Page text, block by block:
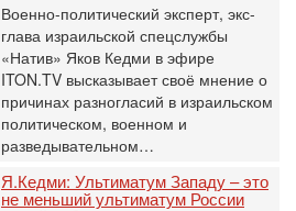
Военно-политический эксперт, экс-
глава израильской спецслужбы
«Натив» Яков Кедми в эфире
ITON.TV высказывает своё мнение о
причинах разногласий в израильском
политическом, военном и
разведывательном…
Я.Кедми: Ультиматум Западу – это
не меньший ультиматум России